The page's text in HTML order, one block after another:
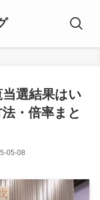
選結果はい
・倍率まと
05-08